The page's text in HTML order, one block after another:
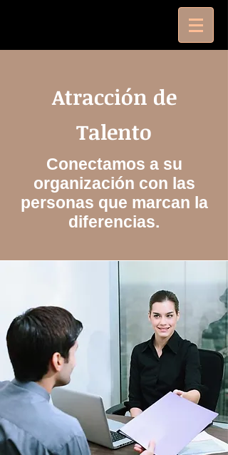
Atracción de
Talento
Conectamos a su
organización con las
personas que marcan la
diferencias.